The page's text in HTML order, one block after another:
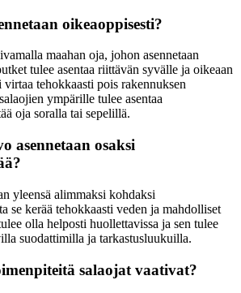
oikeaoppisesti?
maahan oja, johon asennetaan
tulee asentaa riittävän syvälle ja oikeaan
tehokkaasti pois rakennuksen
ympärille tulee asentaa
oja soralla tai sepelillä.
asennetaan osaksi
yleensä alimmaksi kohdaksi
se kerää tehokkaasti veden ja mahdolliset
olla helposti huollettavissa ja sen tulee
suodattimilla ja tarkastusluukuilla.
salaojat vaativat?